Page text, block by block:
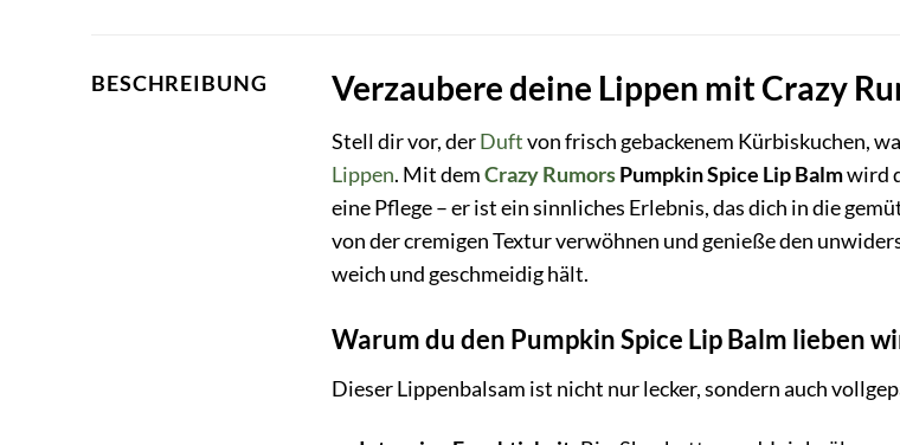
BESCHREIBUNG Verzaubere deine Lippen mit Crazy
Stell dir vor, derDuftvon frisch gebackenem Kürbiskuchen,
Lippen. Mit demCrazy RumorsPumpkin Spice Lip Balmwird
eine Pflege – er ist ein sinnliches Erlebnis, das dich in die
von der cremigen Textur verwöhnen und genieße den
weich und geschmeidig hält.
Warum du den Pumpkin Spice Lip Balm lieben
Dieser Lippenbalsam ist nicht nur lecker, sondern auch